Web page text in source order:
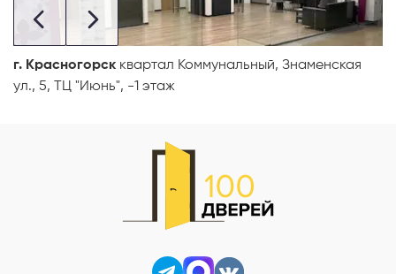
г. Красногорск квартал Коммунальный, Знаменская
ул., 5, ТЦ "Июнь", -1 этаж